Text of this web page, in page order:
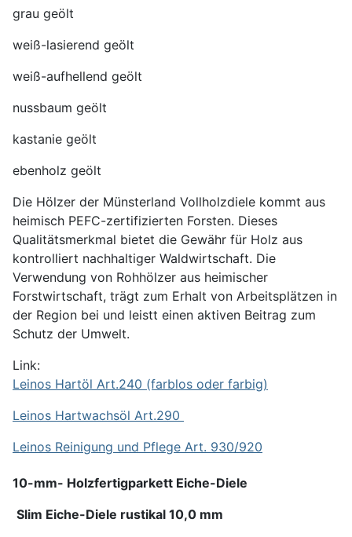
grau geölt
weiß-lasierend geölt
weiß-aufhellend geölt
nussbaum geölt
kastanie geölt
ebenholz geölt
Die Hölzer der Münsterland Vollholzdiele kommt aus
heimisch PEFC-zertifizierten Forsten. Dieses
Qualitätsmerkmal bietet die Gewähr für Holz aus
kontrolliert nachhaltiger Waldwirtschaft. Die
Verwendung von Rohhölzer aus heimischer
Forstwirtschaft, trägt zum Erhalt von Arbeitsplätzen in
der Region bei und leistt einen aktiven Beitrag zum
Schutz der Umwelt.
Link:
Leinos Hartöl Art.240 (farblos oder farbig)
Leinos Hartwachsöl Art.290
Leinos Reinigung und Pflege Art. 930/920
10-mm- Holzfertigparkett Eiche-Diele
Slim Eiche-Diele rustikal 10,0 mm